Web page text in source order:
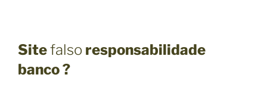
Sitefalso responsabilidade
banco ?